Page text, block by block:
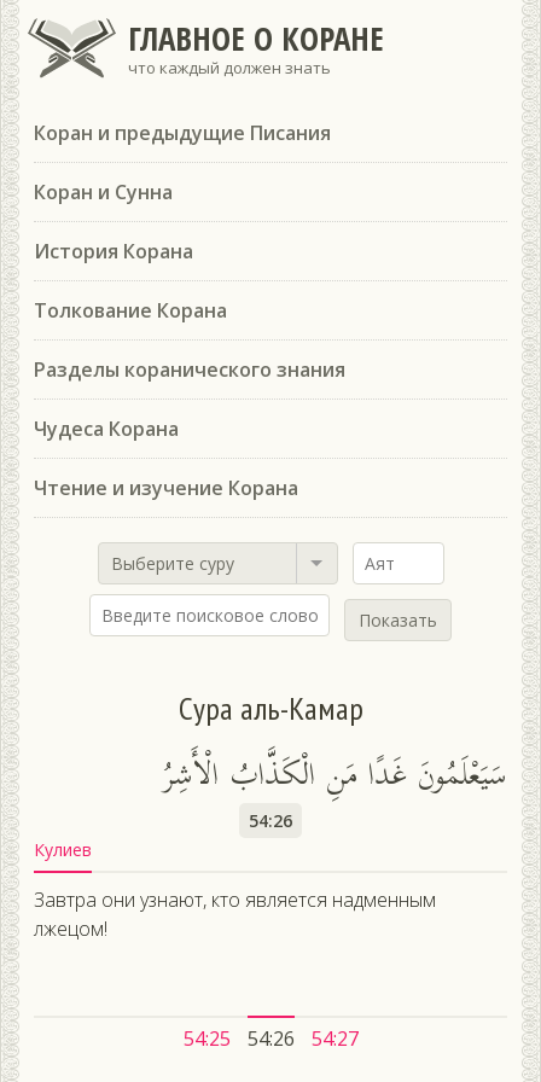
ГЛАВНОЕ О КОРАНЕ
что каждый должен знать
Коран и предыдущие Писания
Коран и Сунна
История Корана
Толкование Корана
Разделы коранического знания
Чудеса Корана
Чтение и изучение Корана
Выберите суру
Показать
Сура аль-Камар
سَيَعْلَمُونَ غَدًا مَنِ الْكَذَّابُ الْأَشِرُ
54:26
Кулиев
Завтра они узнают, кто является надменным
лжецом!
54:25 54:26 54:27